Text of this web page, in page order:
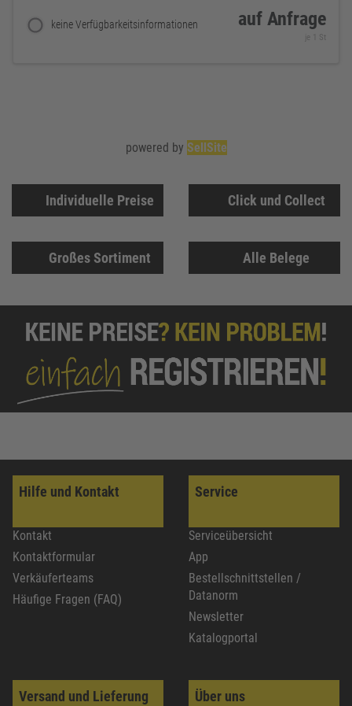
keine Verfügbarkeitsinformationen auf Anfrage
je 1 St
Individuelle Preise Click und Collect
Großes Sortiment Alle Belege
Hilfe und Kontakt
Kontakt
Kontaktformular
Verkäuferteams
Häufige Fragen (FAQ)
Service
Serviceübersicht
App
Bestellschnittstellen /
Datanorm
Newsletter
Katalogportal
Versand und Lieferung Über uns
powered by SellSite